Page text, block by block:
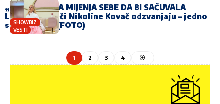
SHOWBIZ
VESTI
„KOLIKO ŽENA MIJENJA SEBE DA BI SAČUVALA
LJUBAV”: Riječi Nikoline Kovač odzvanjaju – jedno
se svi pitaju (FOTO)
1 2 3 4